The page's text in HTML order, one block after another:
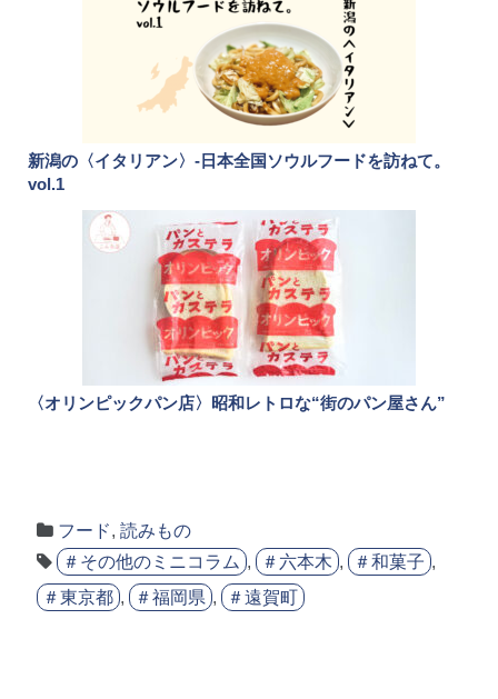
新潟の〈イタリアン〉-日本全国ソウルフードを訪ねて。
vol.1
〈オリンピックパン店〉昭和レトロな“街のパン屋さん”
フード,読みもの
＃その他のミニコラム , ＃六本木 , ＃和菓子 ,
＃東京都 , ＃福岡県 , ＃遠賀町